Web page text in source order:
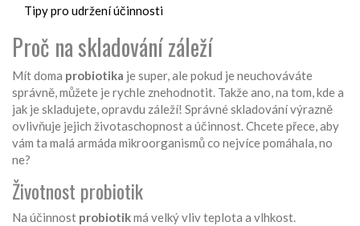
Tipy pro udržení účinnosti
Proč na skladování záleží
Mít doma probiotika je super, ale pokud je neuchováváte
správně, můžete je rychle znehodnotit. Takže ano, na tom, kde a
jak je skladujete, opravdu záleží! Správné skladování výrazně
ovlivňuje jejich životaschopnost a účinnost. Chcete přece, aby
vám ta malá armáda mikroorganismů co nejvíce pomáhala, no
ne?
Životnost probiotik
Na účinnost probiotikmá velký vliv teplota a vlhkost.